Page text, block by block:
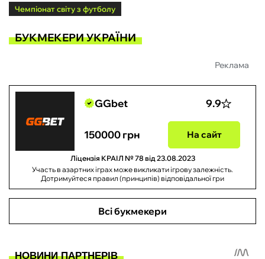
Чемпіонат світу з футболу
БУКМЕКЕРИ УКРАЇНИ
Реклама
GGbet 9.9
150000 грн На сайт
Ліцензія КРАІЛ № 78 від 23.08.2023
Участь в азартних іграх може викликати ігрову залежність.
Дотримуйтеся правил (принципів) відповідальної гри
Всі букмекери